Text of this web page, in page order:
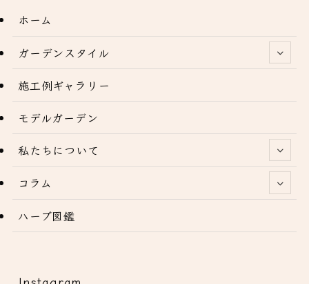
ホーム
ガーデンスタイル
施工例ギャラリー
モデルガーデン
私たちについて
コラム
ハーブ図鑑